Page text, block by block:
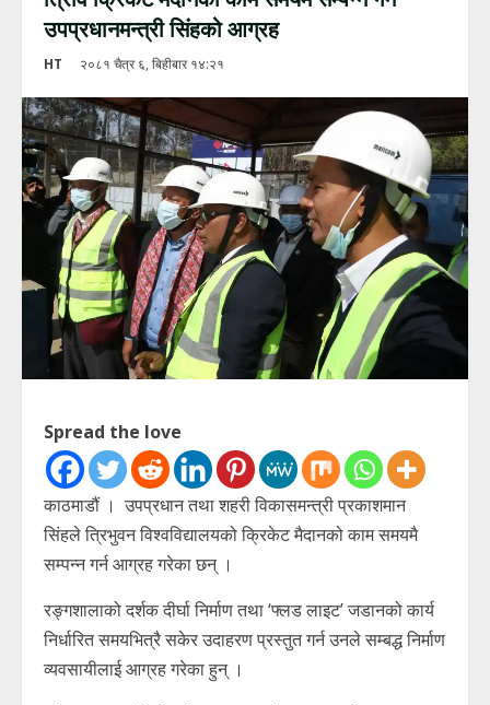
उपप्रधानमन्त्री सिंहको आग्रह
HT २०८१ चैत्र ६, बिहीबार १४:२१
Spread the love
काठमाडौं । उपप्रधान तथा शहरी विकासमन्त्री प्रकाशमान
सिंहले त्रिभुवन विश्वविद्यालयको क्रिकेट मैदानको काम समयमै
सम्पन्न गर्न आग्रह गरेका छन् ।
रङ्गशालाको दर्शक दीर्घा निर्माण तथा ‘फ्लड लाइट’ जडानको कार्य
निर्धारित समयभित्रै सकेर उदाहरण प्रस्तुत गर्न उनले सम्बद्ध निर्माण
व्यवसायीलाई आग्रह गरेका हुन् ।